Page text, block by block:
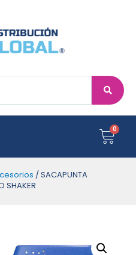
/ SACAPUNTA
SHAKER